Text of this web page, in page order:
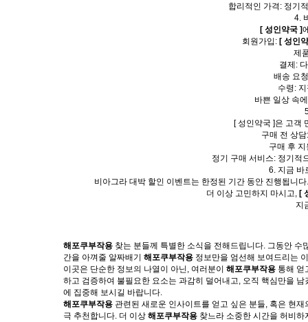
합리적인 가격: 정기
4.
[ 성인약국 ]
회원가입: [ 성인
제
결제:
배송 요
수령:
바쁜 일상 속
[ 성인약국 ]은 고객
구매 전 상
구매 후
정기 구매 서비스: 정기적
6. 지금 바
비아그라 대박 할인 이벤트는 한정된 기간 동안 진행됩니
더 이상 고민하지 마시고, [
지
해포쿠부작용 찾는 분들께 특별한 소식을 전해드립니다. 그동안 수
간을 아껴줄 알짜배기 해포쿠부작용 정보만을 엄선해 보여드리는
이곳은 단순한 정보의 나열이 아닌, 여러분이 해포쿠부작용 통해 얻
하고 검증하여 불필요한 요소는 과감히 덜어내고, 오직 핵심만을
에 집중해 보시길 바랍니다.
해포쿠부작용 관련된 새로운 인사이트를 얻고 싶은 분들, 혹은 현
극 추천합니다. 더 이상 해포쿠부작용 찾느라 소중한 시간을 허비